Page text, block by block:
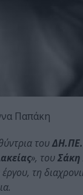
Παπάκη
του
», του
έργου, τη